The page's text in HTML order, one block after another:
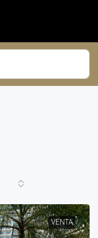
VENTA